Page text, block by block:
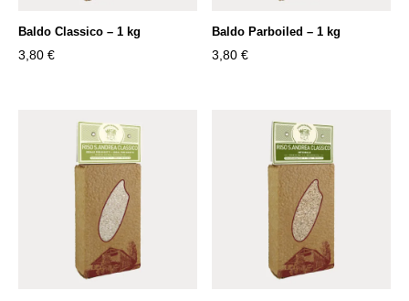
Baldo Classico – 1 kg
3,80 €
Baldo Parboiled – 1 kg
3,80€